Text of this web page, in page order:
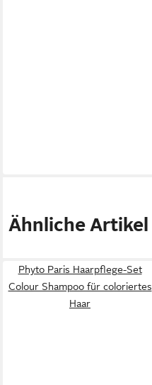
Ähnliche Artikel
Phyto Paris Haarpflege-Set
Colour Shampoo für coloriertes
Haar